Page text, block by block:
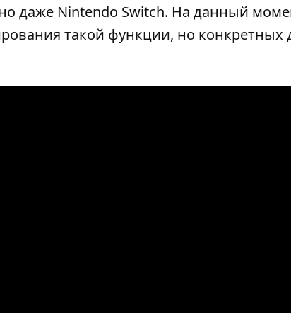
даже Nintendo Switch. На данный
такой функции, но конкретных